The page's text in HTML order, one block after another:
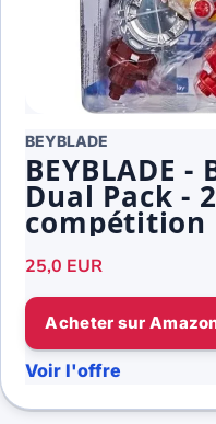
BEYBLADE
BEYBLADE
Dual Pack -
compétition
Kolossal
O6
25,0 EUR
Acheter sur
Voir l'offre